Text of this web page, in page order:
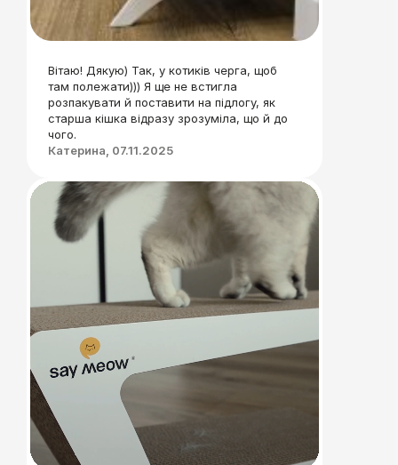
Вітаю! Дякую) Так, у котиків черга, щоб
там полежати))) Я ще не встигла
розпакувати й поставити на підлогу, як
старша кішка відразу зрозуміла, що й до
чого.
Катерина, 07.11.2025